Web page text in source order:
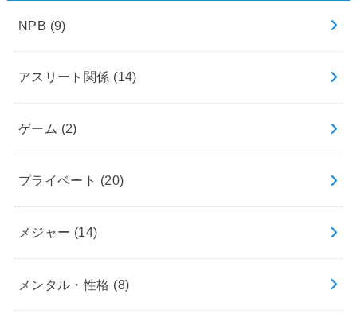
NPB (9)
アスリート関係 (14)
ゲーム (2)
プライベート (20)
メジャー (14)
メンタル・性格 (8)